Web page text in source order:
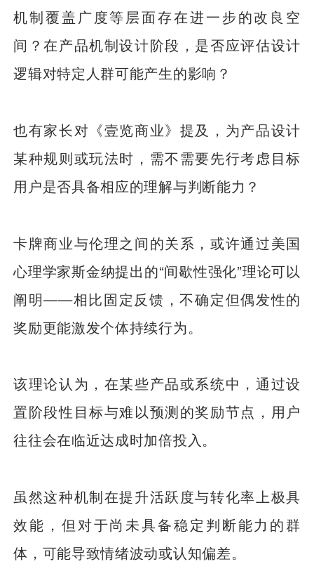
机制覆盖广度等层面存在进一步的改良空
间？在产品机制设计阶段，是否应评估设计
逻辑对特定人群可能产生的影响？
也有家长对《壹览商业》提及，为产品设计
某种规则或玩法时，需不需要先行考虑目标
用户是否具备相应的理解与判断能力？
卡牌商业与伦理之间的关系，或许通过美国
心理学家斯金纳提出的“间歇性强化”理论可以
阐明——相比固定反馈，不确定但偶发性的
奖励更能激发个体持续行为。
该理论认为，在某些产品或系统中，通过设
置阶段性目标与难以预测的奖励节点，用户
往往会在临近达成时加倍投入。
虽然这种机制在提升活跃度与转化率上极具
效能，但对于尚未具备稳定判断能力的群
体，可能导致情绪波动或认知偏差。